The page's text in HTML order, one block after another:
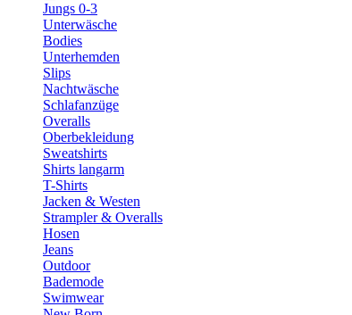
Jungs 0-3
Unterwäsche
Bodies
Unterhemden
Slips
Nachtwäsche
Schlafanzüge
Overalls
Oberbekleidung
Sweatshirts
Shirts langarm
T-Shirts
Jacken & Westen
Strampler & Overalls
Hosen
Jeans
Outdoor
Bademode
Swimwear